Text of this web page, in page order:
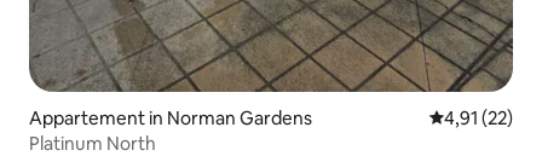
Appartement in Norman Gardens Gemiddelde
4,91 (22)
Platinum North